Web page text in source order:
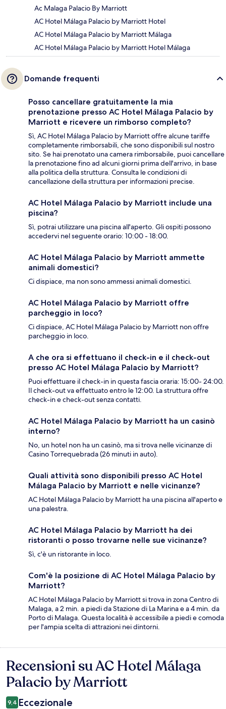
Ac Malaga Palacio By Marriott
AC Hotel Málaga Palacio by Marriott Hotel
AC Hotel Málaga Palacio by Marriott Málaga
AC Hotel Málaga Palacio by Marriott Hotel Málaga
Domande frequenti
Posso cancellare gratuitamente la mia
prenotazione presso AC Hotel Málaga Palacio by
Marriott e ricevere un rimborso completo?
Sì, AC Hotel Málaga Palacio by Marriott offre alcune tariffe
completamente rimborsabili, che sono disponibili sul nostro
sito. Se hai prenotato una camera rimborsabile, puoi cancellare
la prenotazione fino ad alcuni giorni prima dell'arrivo, in base
alla politica della struttura. Consulta le condizioni di
cancellazione della struttura per informazioni precise.
AC Hotel Málaga Palacio by Marriott include una
piscina?
Sì, potrai utilizzare una piscina all'aperto. Gli ospiti possono
accedervi nel seguente orario: 10:00 - 18:00.
AC Hotel Málaga Palacio by Marriott ammette
animali domestici?
Ci dispiace, ma non sono ammessi animali domestici.
AC Hotel Málaga Palacio by Marriott offre
parcheggio in loco?
Ci dispiace, AC Hotel Málaga Palacio by Marriott non offre
parcheggio in loco.
A che ora si effettuano il check-in e il check-out
presso AC Hotel Málaga Palacio by Marriott?
Puoi effettuare il check-in in questa fascia oraria: 15:00- 24:00.
Il check-out va effettuato entro le 12:00. La struttura offre
check-in e check-out senza contatti.
AC Hotel Málaga Palacio by Marriott ha un casinò
interno?
No, un hotel non ha un casinò, ma si trova nelle vicinanze di
Casino Torrequebrada (26 minuti in auto).
Quali attività sono disponibili presso AC Hotel
Málaga Palacio by Marriott e nelle vicinanze?
AC Hotel Málaga Palacio by Marriott ha una piscina all'aperto e
una palestra.
AC Hotel Málaga Palacio by Marriott ha dei
ristoranti o posso trovarne nelle sue vicinanze?
Sì, c'è un ristorante in loco.
Com'è la posizione di AC Hotel Málaga Palacio by
Marriott?
AC Hotel Málaga Palacio by Marriott si trova in zona Centro di
Malaga, a 2 min. a piedi da Stazione di La Marina e a 4 min. da
Porto di Malaga. Questa località è accessibile a piedi e comoda
per l'ampia scelta di attrazioni nei dintorni.
Recensioni
Recensioni su AC Hotel Málaga
Palacio by Marriott
9,4 Eccezionale